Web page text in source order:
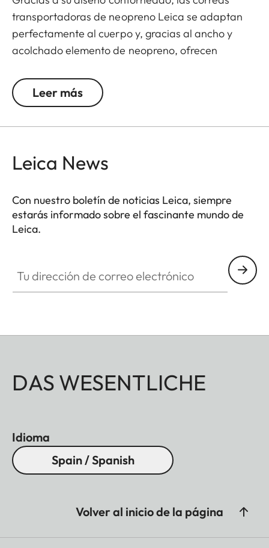
transportadoras de neopreno Leica se adaptan
perfectamente al cuerpo y, gracias al ancho y
acolchado elemento de neopreno, ofrecen
prismáticos. El estructurado forro tipo goma
garantiza un agarre ideal en el hombro y evita que
Leer más
Leica News
Con nuestro boletín de noticias Leica, siempre
estarás informado sobre el fascinante mundo de
Leica.
DAS WESENTLICHE
Idioma
Spain / Spanish
Volver al inicio de la página